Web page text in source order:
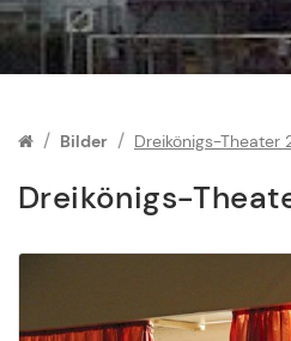
Bilder Dreikönigs-Theater
Dreikönigs-